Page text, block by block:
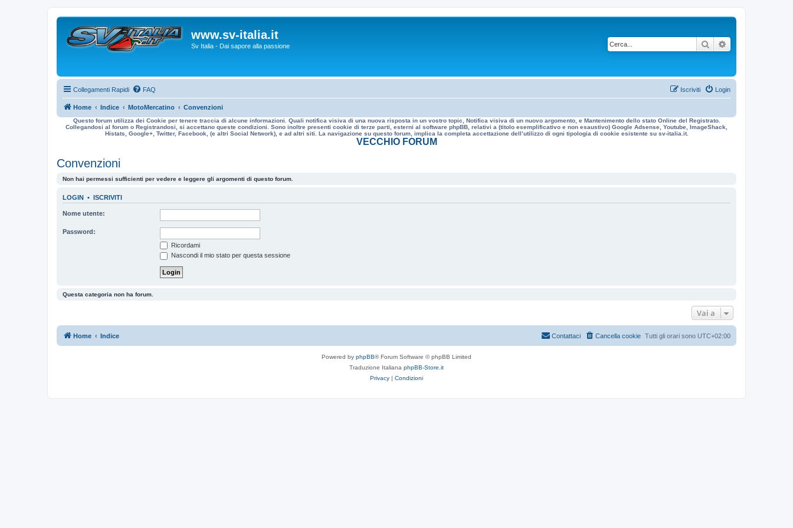
www.sv-italia.it
Sv Italia - Dai sapore alla passione Cerca
Collegamenti Rapidi FAQ Login
Iscriviti
Home Indice MotoMercatino Convenzioni
Questo forum utilizza dei Cookie per tenere traccia di alcune informazioni. Quali notifica visiva di una nuova risposta in un vostro topic, Notifica visiva di un nuovo argomento, e Mantenimento dello stato Online del Registrato.
Collegandosi al forum o Registrandosi, si accettano queste condizioni. Sono inoltre presenti cookie di terze parti, esterni al software phpBB, relativi a (titolo esemplificativo e non esaustivo) Google Adsense, Youtube, ImageShack,
Histats, Google+, Twitter, Facebook, (e altri Social Network), e ad altri siti. La navigazione su questo forum, implica la completa accettazione dell’utilizzo di ogni tipologia di cookie esistente su sv-italia.it.
VECCHIO FORUM
Convenzioni
Non hai permessi sufficienti per vedere e leggere gli argomenti di questo forum.
LOGIN • ISCRIVITI
Nome utente:
Password:
Ricordami
Nascondi il mio stato per questa sessione
Questa categoria non ha forum.
Vai a
Home Indice Tutti gli orari sono UTC+02:00
Cancella cookie
Contattaci
Powered by phpBB® Forum Software © phpBB Limited
Traduzione Italiana phpBB-Store.it
Privacy | Condizioni